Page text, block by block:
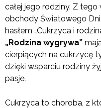
całej jego rodziny. Z
obchody Światowego
hasłem „Cukrzyca i
„Rodzina wygrywa”
cierpiących na cukrzycę
dzięki wsparciu rodziny
pasje.
Cukrzyca to choroba, z